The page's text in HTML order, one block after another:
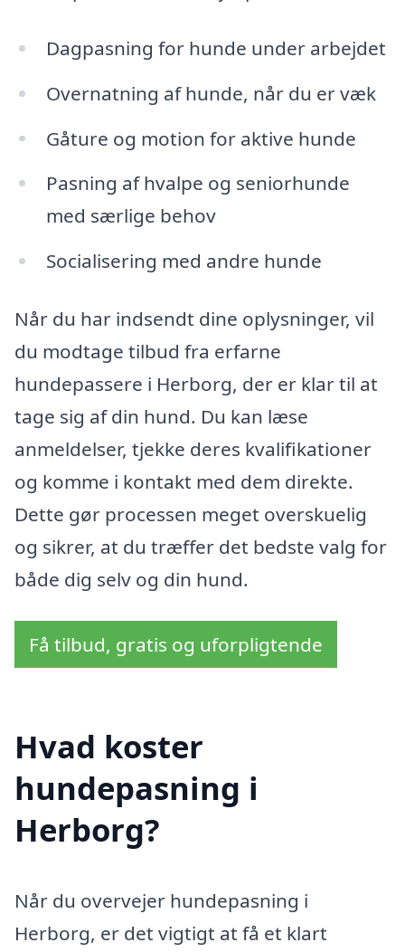
Dagpasning for hunde under arbejdet
Overnatning af hunde, når du er væk
Gåture og motion for aktive hunde
Pasning af hvalpe og seniorhunde
med særlige behov
Socialisering med andre hunde
Når du har indsendt dine oplysninger, vil
du modtage tilbud fra erfarne
hundepassere i Herborg, der er klar til at
tage sig af din hund. Du kan læse
anmeldelser, tjekke deres kvalifikationer
og komme i kontakt med dem direkte.
Dette gør processen meget overskuelig
og sikrer, at du træffer det bedste valg for
både dig selv og din hund.
Få tilbud, gratis og uforpligtende
Hvad koster
hundepasning i
Herborg?
Når du overvejer hundepasning i
Herborg, er det vigtigt at få et klart